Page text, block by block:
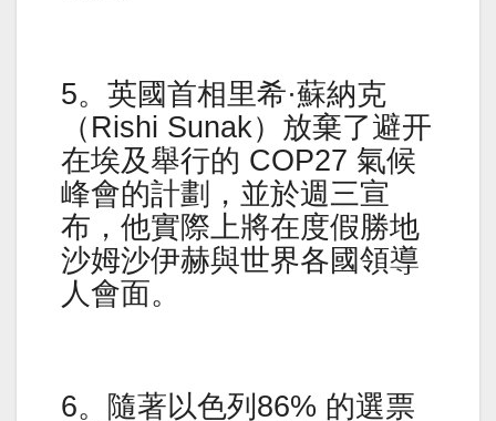
5。英國首相里希·蘇納克
（Rishi Sunak）放棄了避开
在埃及舉行的 COP27 氣候
峰會的計劃，並於週三宣
布，他實際上將在度假勝地
沙姆沙伊赫與世界各國領導
人會面。
6。隨著以色列86% 的選票